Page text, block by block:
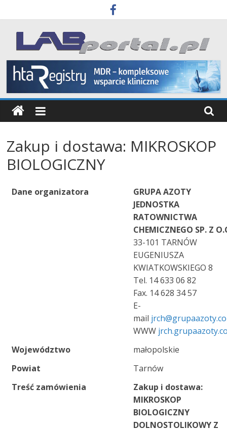
to
content
Labportal
Laboratoria
Aparatura
Badania
Zakup i dostawa: MIKROSKOP
BIOLOGICZNY
Dane organizatora
GRUPA AZOTY
JEDNOSTKA
RATOWNICTWA
CHEMICZNEGO SP. Z
33-101 TARNÓW
EUGENIUSZA
KWIATKOWSKIEGO 8
Tel. 14 633 06 82
Fax. 14 628 34 57
E-
mail
WWW
Województwo
małopolskie
Powiat
Tarnów
Treść zamówienia
Zakup i dostawa:
MIKROSKOP
BIOLOGICZNY
DOLNOSTOLIKOWY Z